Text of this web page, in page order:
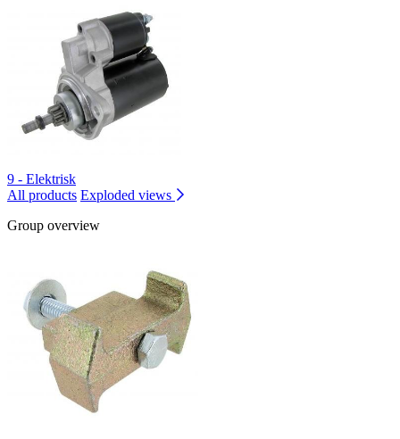
9 - Elektrisk
All products Exploded views
Group overview